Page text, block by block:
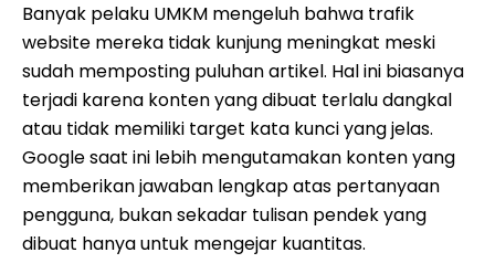
Banyak pelaku UMKM mengeluh bahwa trafik
website mereka tidak kunjung meningkat meski
sudah memposting puluhan artikel. Hal ini biasanya
terjadi karena konten yang dibuat terlalu dangkal
atau tidak memiliki target kata kunci yang jelas.
Google saat ini lebih mengutamakan konten yang
memberikan jawaban lengkap atas pertanyaan
pengguna, bukan sekadar tulisan pendek yang
dibuat hanya untuk mengejar kuantitas.